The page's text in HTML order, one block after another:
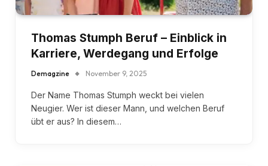
Thomas Stumph Beruf – Einblick in
Karriere, Werdegang und Erfolge
Demagzine November 9, 2025
Der Name Thomas Stumph weckt bei vielen
Neugier. Wer ist dieser Mann, und welchen Beruf
übt er aus? In diesem…